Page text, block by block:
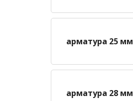
арматура 25 мм
арматура 28 мм